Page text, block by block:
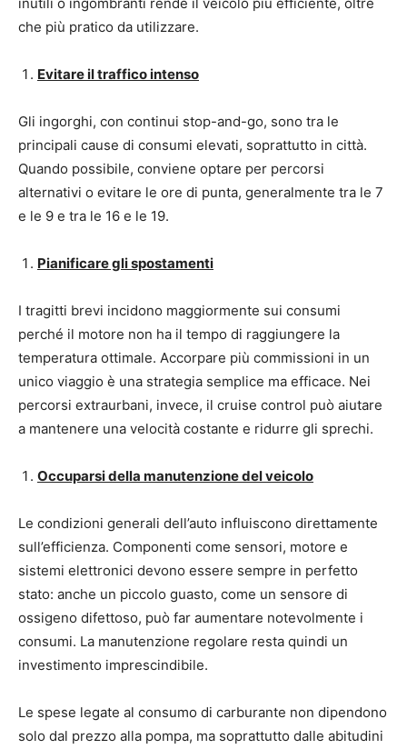
che più pratico da utilizzare.
Evitare il traffico intenso
Gli ingorghi, con continui stop-and-go, sono tra le
principali cause di consumi elevati, soprattutto in città.
Quando possibile, conviene optare per percorsi
alternativi o evitare le ore di punta, generalmente tra le 7
e le 9 e tra le 16 e le 19.
Pianificare gli spostamenti
I tragitti brevi incidono maggiormente sui consumi
perché il motore non ha il tempo di raggiungere la
temperatura ottimale. Accorpare più commissioni in un
unico viaggio è una strategia semplice ma efficace. Nei
percorsi extraurbani, invece, il cruise control può aiutare
a mantenere una velocità costante e ridurre gli sprechi.
Occuparsi della manutenzione del veicolo
Le condizioni generali dell’auto influiscono direttamente
sull’efficienza. Componenti come sensori, motore e
sistemi elettronici devono essere sempre in perfetto
stato: anche un piccolo guasto, come un sensore di
ossigeno difettoso, può far aumentare notevolmente i
consumi. La manutenzione regolare resta quindi un
investimento imprescindibile.
Le spese legate al consumo di carburante non dipendono
solo dal prezzo alla pompa, ma soprattutto dalle abitudini